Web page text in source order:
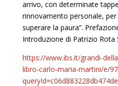
arrivo, con determinate
rinnovamento personale, per
superare la paura”.
Introduzione di Patrizio Rota
https://www.ibs.it/grandi-
libro-carlo-maria-martini/e/